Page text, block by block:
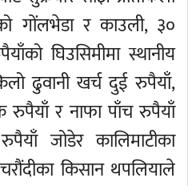
गोंलभेडा र काउली, ३०
घिउसिमीमा स्थानीय
ढुवानी खर्च दुई रुपैयाँ,
रुपैयाँ र नाफा पाँच रुपैयाँ
जोडेर कालिमाटीका
चरौंदीका किसान थपलियाले